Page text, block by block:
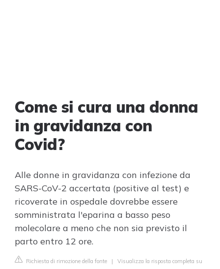
Come si cura una donna
in gravidanza con
Covid?
Alle donne in gravidanza con infezione da
SARS-CoV-2 accertata (positive al test) e
ricoverate in ospedale dovrebbe essere
somministrata l'eparina a basso peso
molecolare a meno che non sia previsto il
parto entro 12 ore.
Richiesta di rimozione della fonte | Visualizza la risposta completa su